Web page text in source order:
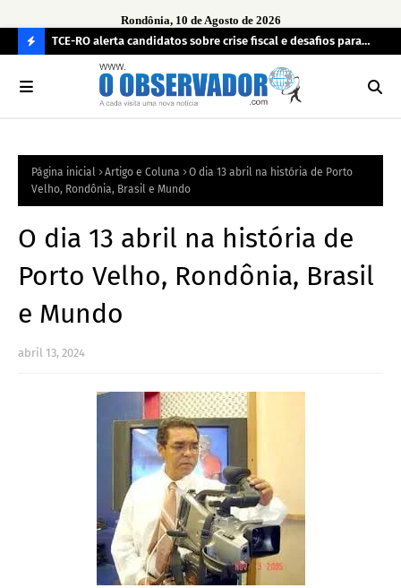
Rondônia, 10 de Agosto de 2026
O
R
a
TCE-RO alerta candidatos sobre crise fiscal e desafios para
administrar Rondônia a partir de 2027
Página inicial Artigo e Coluna
O dia 13 abril na história de Porto
Velho, Rondônia, Brasil e Mundo
O dia 13 abril na história de
Porto Velho, Rondônia, Brasil
e Mundo
abril 13, 2024